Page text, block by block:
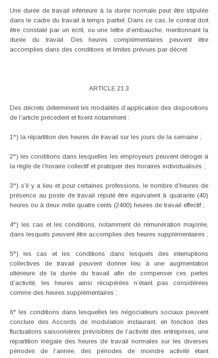
Une durée de travail inférieure à la durée normale peut être stipulée
dans le cadre du travail à temps partiel. Dans ce cas, le contrat doit
être constaté par un écrit, ou une lettre d’embauche, mentionnant la
durée du travail. Des heures complémentaires peuvent être
accomplies dans des conditions et limites prévues par décret.
ARTICLE 21.3
Des décrets déterminent les modalités d’application des dispositions
de l’article précédent et fixent notamment :
1°) la répartition des heures de travail sur les jours de la semaine ;
2°) les conditions dans lesquelles les employeurs peuvent déroger à
la règle de l’horaire collectif et pratiquer des horaires individualisés ;
3°) s’il y a lieu et pour certaines professions, le nombre d’heures de
présence au poste de travail réputé être équivalent à quarante (40)
heures ou à deux mille quatre cents (2400) heures de travail effectif ;
4°) les cas et les conditions, notamment de rémunération majorée,
dans lesquels peuvent être accomplies des heures supplémentaires ;
5°) les cas et les conditions dans lesquels des interruptions
collectives de travail peuvent donner lieu à une augmentation
ultérieure de la durée du travail afin de compenser ces pertes
d’activité, les heures ainsi récupérées n’étant pas considérées
comme des heures supplémentaires ;
6° les conditions dans lesquelles les négociateurs sociaux peuvent
conclure des Accords de modulation instaurant, en fonction des
fluctuations saisonnières prévisibles de l’activité des entreprises, une
répartition inégale des heures de travail normales sur les diverses
périodes de l’année, des périodes de moindre activité étant